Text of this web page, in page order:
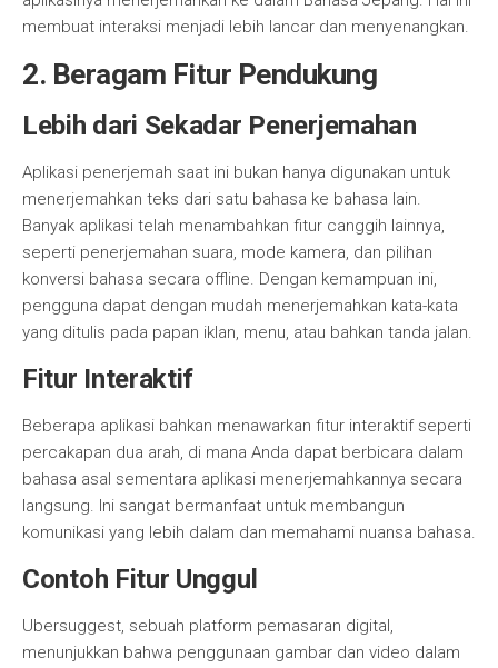
membuat interaksi menjadi lebih lancar dan menyenangkan.
2. Beragam Fitur Pendukung
Lebih dari Sekadar Penerjemahan
Aplikasi penerjemah saat ini bukan hanya digunakan untuk
menerjemahkan teks dari satu bahasa ke bahasa lain.
Banyak aplikasi telah menambahkan fitur canggih lainnya,
seperti penerjemahan suara, mode kamera, dan pilihan
konversi bahasa secara offline. Dengan kemampuan ini,
pengguna dapat dengan mudah menerjemahkan kata-kata
yang ditulis pada papan iklan, menu, atau bahkan tanda jalan.
Fitur Interaktif
Beberapa aplikasi bahkan menawarkan fitur interaktif seperti
percakapan dua arah, di mana Anda dapat berbicara dalam
bahasa asal sementara aplikasi menerjemahkannya secara
langsung. Ini sangat bermanfaat untuk membangun
komunikasi yang lebih dalam dan memahami nuansa bahasa.
Contoh Fitur Unggul
Ubersuggest, sebuah platform pemasaran digital,
menunjukkan bahwa penggunaan gambar dan video dalam